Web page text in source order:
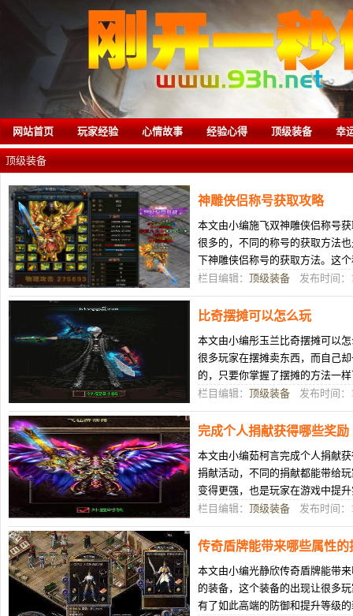
网站首页 玩家经验 心情故事 经验心得 顶级装备 幸
顶级装备
神雕侠侣称号获取攻略
本文由小编施飞双神雕侠侣称号
很多的，不同的称号的获取方法
下神雕侠侣称号的获取方法。这
直获取不成功，这也是因为没有清
栏目编辑： 顶级装备 发布时间：
比奇摆摊可以怎么玩
本文由小编彤玉兰比奇摆摊可以
很多玩家在摆摊卖东西，而自己
的，只要你掌握了摆摊的方法一
已经靠摆摊赚了很多钱，你还不
栏目编辑： 顶级装备 发布时间：
完成个人捐献获得哪些奖励
本文由小编茹柯言完成个人捐献
捐献活动，不同的捐献都能带给
变得更强，也是玩家在游戏中提
中了解每一个功能系统对玩家的发
栏目编辑： 顶级装备 发布时间：
传奇盾牌能带来哪些属性的
本文由小编光静欣传奇盾牌能带
的装备，这个装备的出现让很多
有了如此高端的防御和提升等级